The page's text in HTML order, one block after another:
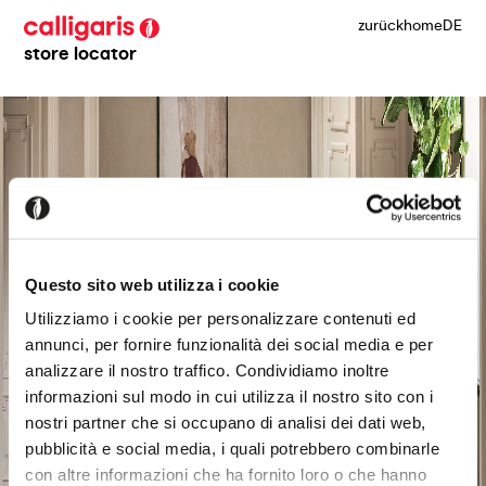
Questo sito web utilizza i cookie
Utilizziamo i cookie per personalizzare contenuti ed
annunci, per fornire funzionalità dei social media e per
analizzare il nostro traffico. Condividiamo inoltre
informazioni sul modo in cui utilizza il nostro sito con i
nostri partner che si occupano di analisi dei dati web,
pubblicità e social media, i quali potrebbero combinarle
con altre informazioni che ha fornito loro o che hanno
store locator
zurückhomeDE